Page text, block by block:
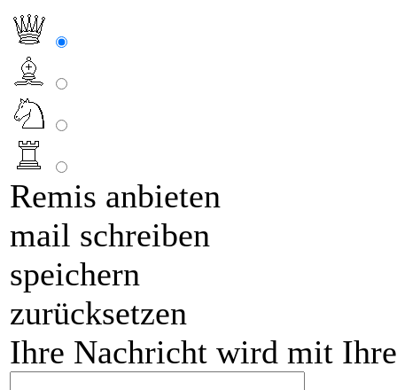
Remis anbieten
mail schreiben
speichern
zurücksetzen
Ihre Nachricht wird mit